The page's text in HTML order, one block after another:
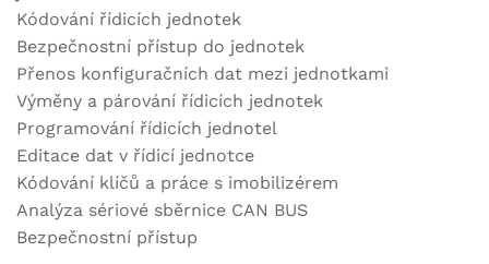
Kódování řídicích jednotek
Bezpečnostní přístup do jednotek
Přenos konfiguračních dat mezi jednotkami
Výměny a párování řídicích jednotek
Programování řídicích jednotel
Editace dat v řídicí jednotce
Kódování klíčů a práce s imobilizérem
Analýza sériové sběrnice CAN BUS
Bezpečnostní přístup